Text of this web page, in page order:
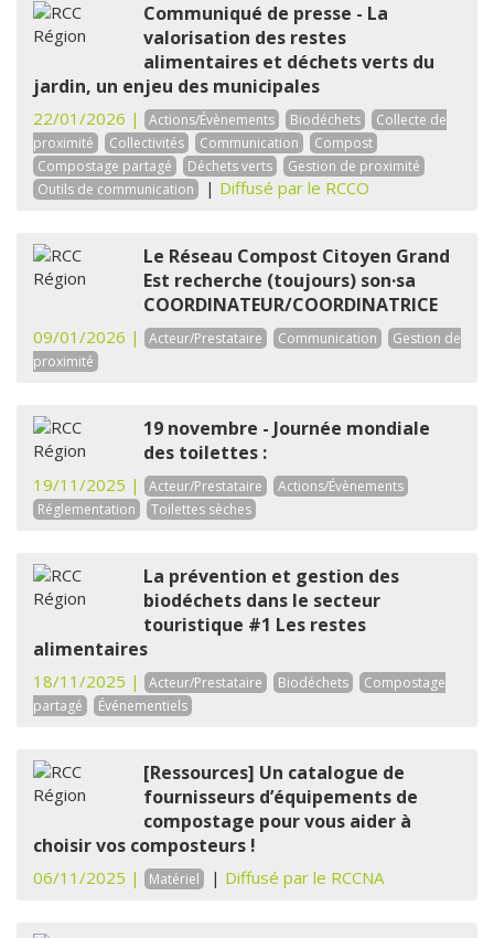
Communiqué de presse - La
valorisation des restes
alimentaires et déchets verts du
jardin, un enjeu des municipales
22/01/2026 | Actions/Évènements Biodéchets
Collecte de
proximité
Collectivités Communication
Compost
Compostage partagé
Déchets verts
Gestion de proximité
Outils de communication
| Diffusé par le RCCO
Le Réseau Compost Citoyen Grand
Est recherche (toujours) son·sa
COORDINATEUR/COORDINATRICE
09/01/2026 | Acteur/Prestataire Communication
Gestion de
proximité
19 novembre - Journée mondiale
des toilettes :
19/11/2025 | Acteur/Prestataire
Actions/Évènements
Réglementation
Toilettes sèches
La prévention et gestion des
biodéchets dans le secteur
touristique #1 Les restes
alimentaires
18/11/2025 | Acteur/Prestataire Biodéchets
Compostage
partagé
Événementiels
[Ressources] Un catalogue de
fournisseurs d’équipements de
compostage pour vous aider à
choisir vos composteurs !
06/11/2025 | Matériel | Diffusé par le RCCNA